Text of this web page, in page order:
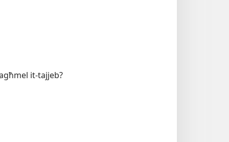
it-tajjeb?